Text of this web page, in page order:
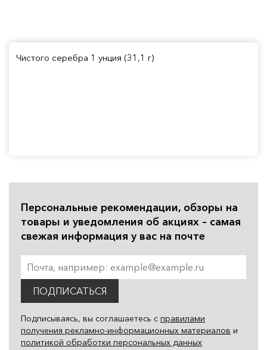
Чистого серебра 1 унция (31,1 г)
Персональные рекомендации, обзоры на
товары и уведомления об акциях – самая
свежая информация у вас на почте
ПОДПИСАТЬСЯ
Подписываясь, вы соглашаетесь с правилами
получения рекламно-информационных материалов и
политикой обработки персональных данных